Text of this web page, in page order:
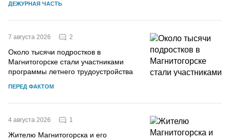
ДЕЖУРНАЯ ЧАСТЬ
7 августа 2026 2
Около тысячи подростков в
Магнитогорске стали участниками
программы летнего трудоустройства
ПЕРЕД ФАКТОМ
4 августа 2026 1
Жителю Магнитогорска и его